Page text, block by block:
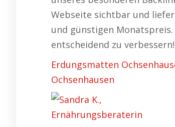
Webseite sichtbar und
und günstigen
entscheidend zu verbessern!
Erdungsmatten
Ochsenhausen